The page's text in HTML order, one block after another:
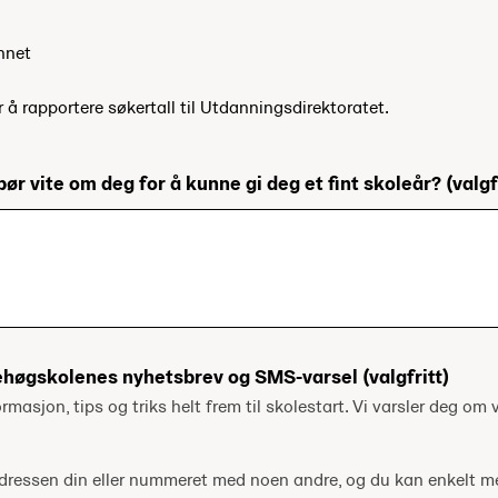
å rapportere søkertall til Utdanningsdirektoratet.
vite om deg for å kunne gi deg et fint skoleår?
nyhetsbrev og SMS-varsel (valgfritt)
tips og triks helt frem til skolestart. Vi varsler deg om
din eller nummeret med noen andre, og du kan enkelt